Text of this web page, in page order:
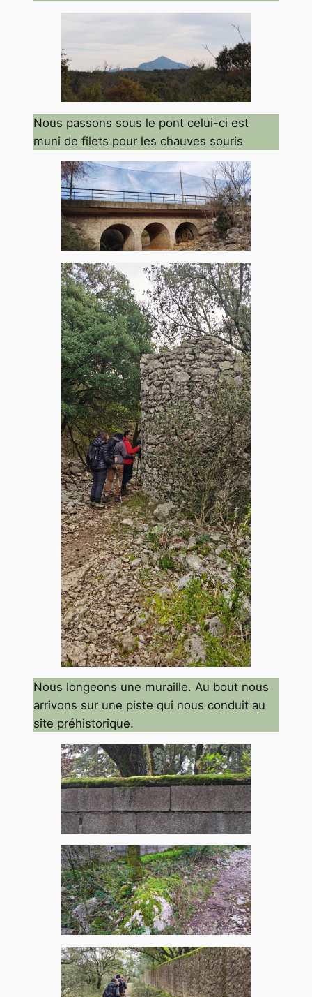
Nous passons sous le pont celui-ci est
muni de filets pour les chauves souris
Nous longeons une muraille. Au bout nous
arrivons sur une piste qui nous conduit au
site préhistorique.